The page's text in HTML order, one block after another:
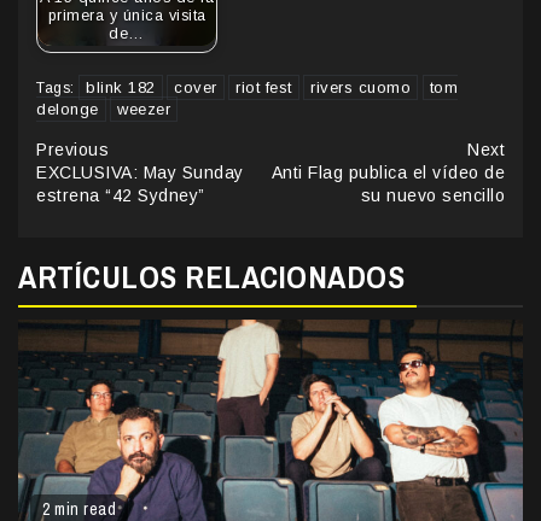
primera y única visita
de…
Tags: blink 182 cover riot fest rivers cuomo
tom
delonge
weezer
Continue
Reading
Previous
EXCLUSIVA: May Sunday
estrena “42 Sydney”
Next
Anti Flag publica el vídeo de
su nuevo sencillo
ARTÍCULOS RELACIONADOS
2 min read